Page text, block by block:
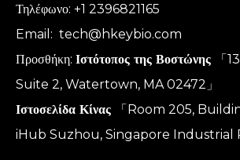
Τηλέφωνο: +1 2396821165
Email: tech@hkeybio.com
Προσθήκη: Ιστότοπος της Βοστώνης
「
Suite 2, Watertown, MA 02472」
Ιστοσελίδα Κίνας
「Room 205,
iHub Suzhou, Singapore Industrial